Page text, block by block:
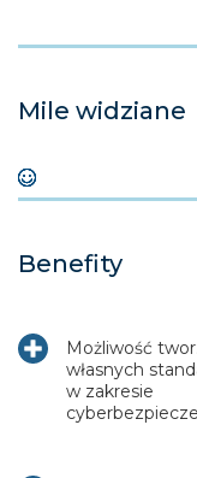
Mile widziane
Benefity
Możliwość
własnych
w zakresie